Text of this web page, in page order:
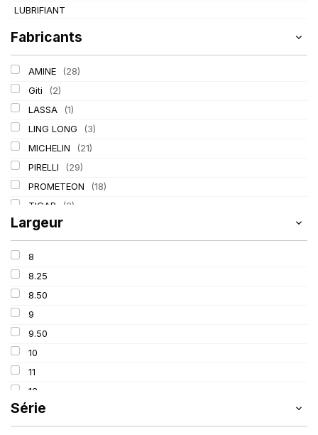
LUBRIFIANT
Fabricants
AMINE
(28)
Giti
(2)
LASSA
(1)
LING LONG
(3)
MICHELIN
(21)
PIRELLI
(29)
PROMETEON
(18)
TIGAR
(2)
Largeur
8
8.25
8.50
9
9.50
10
11
12
13
14
Série